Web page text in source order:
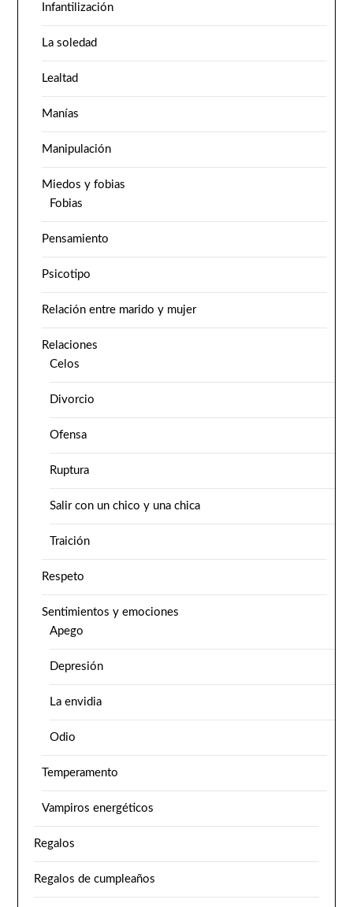
Infantilización
La soledad
Lealtad
Manías
Manipulación
Miedos y fobias
Fobias
Pensamiento
Psicotipo
Relación entre marido y mujer
Relaciones
Celos
Divorcio
Ofensa
Ruptura
Salir con un chico y una chica
Traición
Respeto
Sentimientos y emociones
Apego
Depresión
La envidia
Odio
Temperamento
Vampiros energéticos
Regalos
Regalos de cumpleaños